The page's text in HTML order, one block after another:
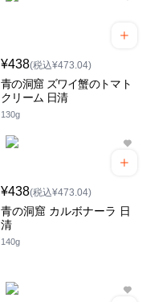
¥438(税込¥473.04)
青の洞窟 ズワイ蟹のトマト
クリーム 日清
130g
¥438(税込¥473.04)
青の洞窟 カルボナーラ 日
清
140g